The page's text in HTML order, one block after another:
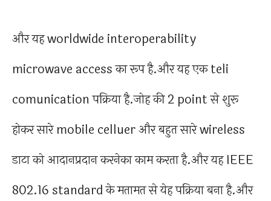
और यह worldwide interoperability
microwave access का रूप है.और यह एक teli
comunication पक्रिया है.जोह की 2 point से शुरू
होकर सारे mobile celluer और बहुत सारे wireless
डाटा को आदानप्रदान करनेका काम करता है.और यह IEEE
802.16 standard के मतामत से येह पक्रिया बना है.और